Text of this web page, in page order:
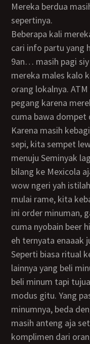
Mereka berdua
sepertinya.
Beberapa kali mereka telpon-telpon sana sini untuk
cari info partu yang
9an… masih pagi
mereka males kalo
orang lokalnya.
pegang karena
cuma bawa dompet
Karena masih kebagian juga, beberapa tempat masih
sepi, kita sempet
menuju Seminyak
bilang ke Mexicola
wow ngeri yah
mulai rame, kita
ini order minuman,
cuma nyobain beer
eh ternyata enaaak
Seperti biasa ritual kenalan dengan pengunjung
lainnya yang beli
beli minum tapi
modus gitu. Yang
minumnya, beda
masih anteng aja
komplimen dari